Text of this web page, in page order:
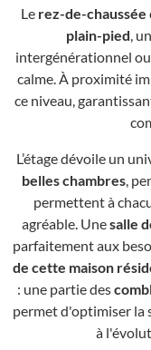
Le rez-de-chaussée
plain-pied,
intergénérationnel
calme. À proximité
ce niveau,
L’étage dévoile un
belles chambres,
permettent à
agréable. Unesalle
parfaitement aux
de cette maison
: une partie des
permet d'optimiser la
à